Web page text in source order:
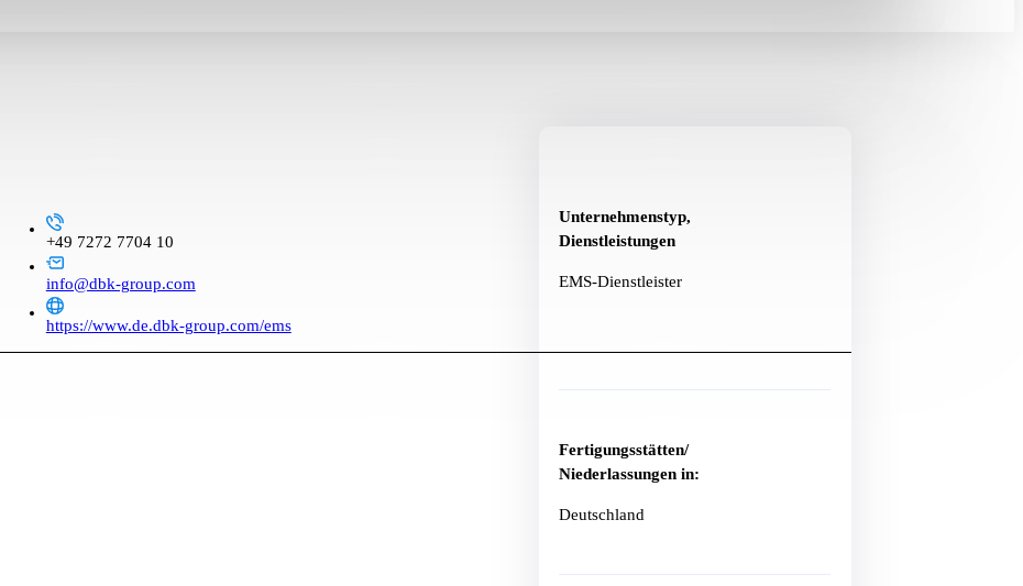
+49 7272 7704 10
info@dbk-group.com
https://www.de.dbk-group.com/ems
Unternehmenstyp,
Dienstleistungen
EMS-Dienstleister
Fertigungsstätten/
Niederlassungen in:
Deutschland